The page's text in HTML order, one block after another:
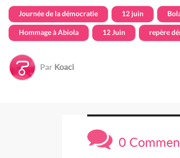
Journée de la démocratie 12 juin
Hommage à Abiola 12 Juin repère
Par Koaci
0